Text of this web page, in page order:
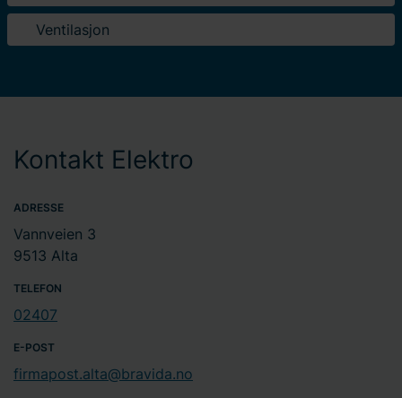
Ventilasjon
Kontakt Elektro
ADRESSE
Vannveien 3
9513 Alta
TELEFON
02407
E-POST
firmapost.alta@bravida.no